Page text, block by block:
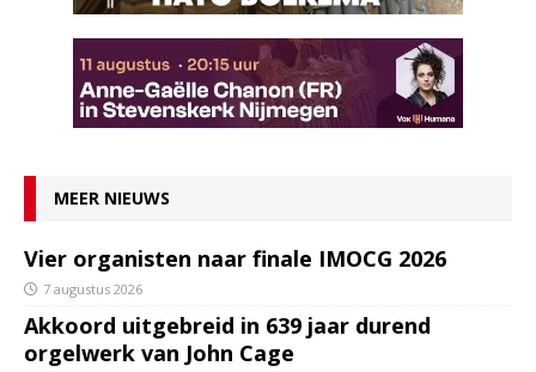
MEER NIEUWS
Vier organisten naar finale IMOCG 2026
7 augustus 2026
Akkoord uitgebreid in 639 jaar durend
orgelwerk van John Cage